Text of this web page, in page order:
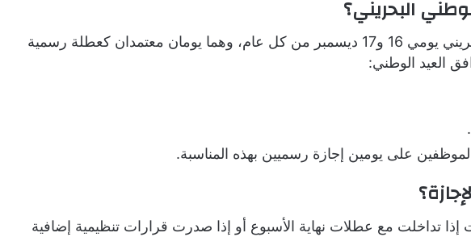
البحريني؟
توافق مناسبة العيد الوطني البحريني يومي 16 و17 ديسمبر من كل عام، وهما يومان معتمدان كعطلة رسمية
على يومين إجازة رسميين بهذه المناسبة.
إذا تداخلت مع عطلات نهاية الأسبوع أو إذا صدرت قرارات تنظيمية إضافية